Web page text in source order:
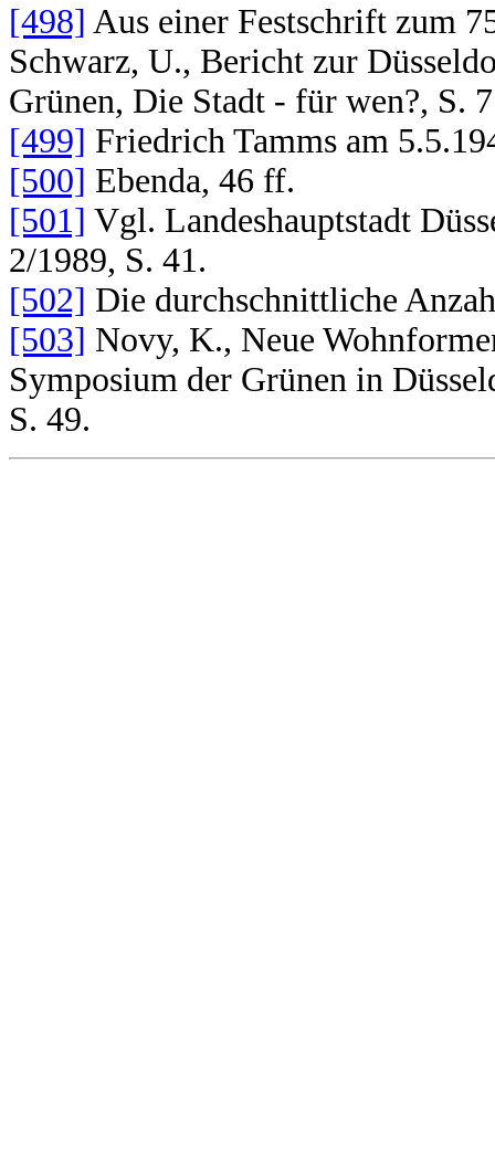
[498] Aus einer Festschrift zum
Schwarz, U., Bericht zur
Grünen, Die Stadt - für wen?, S.
[499] Friedrich Tamms am
[500] Ebenda, 46 ff.
[501] Vgl. Landeshauptstadt
2/1989, S. 41.
[502] Die durchschnittliche
[503] Novy, K., Neue
Symposium der Grünen in
S. 49.